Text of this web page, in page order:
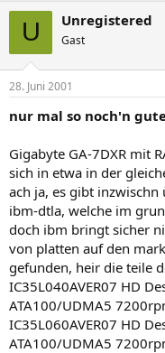
U Unregistered
Gast
28. Juni 2001
nur mal so noch'n
Gigabyte GA-7DXR mit
sich in etwa in der
ach ja, es gibt
ibm-dtla, welche im
doch ibm bringt sicher
von platten auf den
gefunden, heir die teile
IC35L040AVER07 HD
ATA100/UDMA5
IC35L060AVER07 HD
ATA100/UDMA5